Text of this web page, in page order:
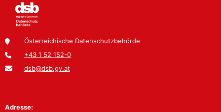
Österreichische Datenschutzbehörde
+43 1 52 152-0
dsb@dsb.gv.at
Adresse: